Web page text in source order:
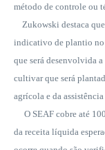
método de controle ou
Zukowski destaca
indicativo de plantio no
que será desenvolvida
cultivar que será
agrícola e da
O SEAF cobre até
da receita líquida